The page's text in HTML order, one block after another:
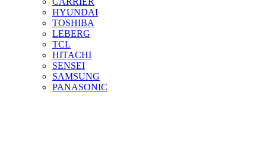
HYUNDAI
TOSHIBA
LEBERG
TCL
HITACHI
SENSEI
SAMSUNG
PANASONIC